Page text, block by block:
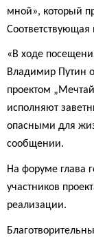
мной», который
«В ходе
Владимир Путин
проектом
исполняют
опасными для
сообщении.
На форуме глава
участников
реализации.